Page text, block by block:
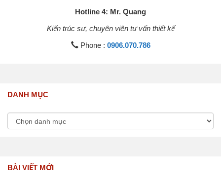
Hotline 4: Mr. Quang
Kiến trúc sư, chuyên viên tư vấn thiết kế
Phone : 0906.070.786
DANH MỤC
BÀI VIẾT MỚI